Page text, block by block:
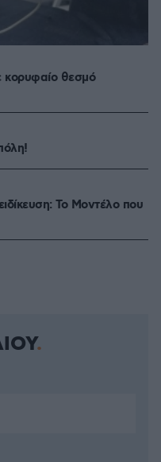
κορυφαίο θεσμό
Το Mοντέλο που